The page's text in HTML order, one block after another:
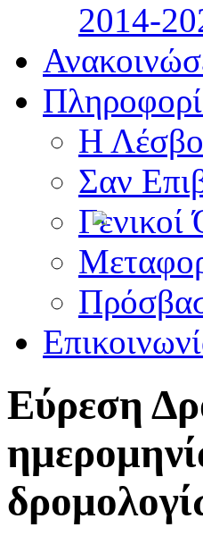
2014-
Η
Σαν
Γενικοί
Εύρεση